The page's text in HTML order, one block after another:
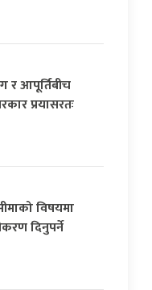
र आपूर्तिबीच
प्रयासरतः
विषयमा
दिनुपर्ने